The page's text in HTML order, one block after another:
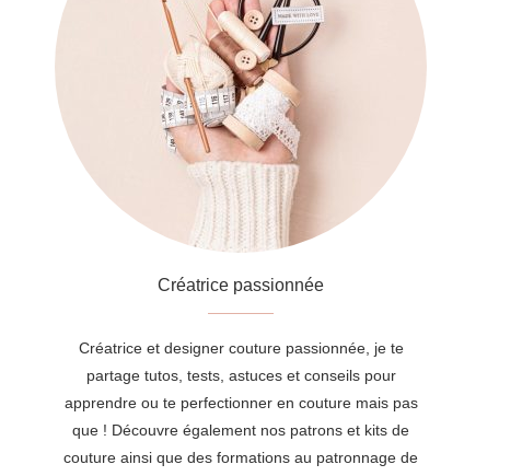
Créatrice passionnée
Créatrice et designer couture passionnée, je te
partage tutos, tests, astuces et conseils pour
apprendre ou te perfectionner en couture mais pas
que ! Découvre également nos patrons et kits de
couture ainsi que des formations au patronnage de